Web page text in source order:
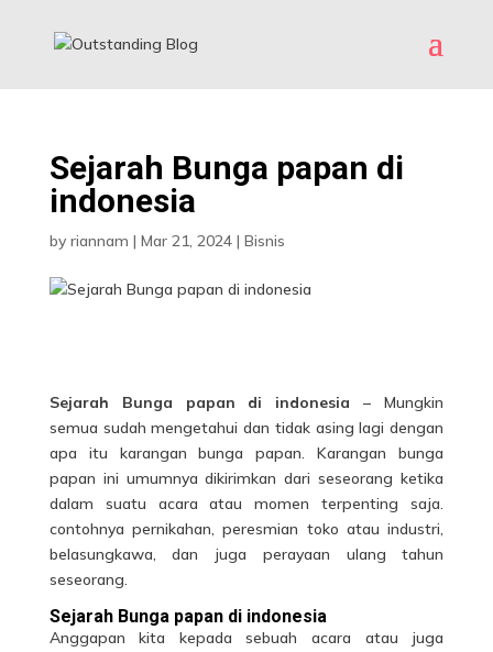
Sejarah Bunga papan di
indonesia
by riannam | Mar 21, 2024| Bisnis
Sejarah Bunga papan di indonesia – Mungkin
semua sudah mengetahui dan tidak asing lagi dengan
apa itu karangan bunga papan. Karangan bunga
papan ini umumnya dikirimkan dari seseorang ketika
dalam suatu acara atau momen terpenting saja.
contohnya pernikahan, peresmian toko atau industri,
belasungkawa, dan juga perayaan ulang tahun
seseorang.
Sejarah Bunga papan di indonesia
Anggapan kita kepada sebuah acara atau juga